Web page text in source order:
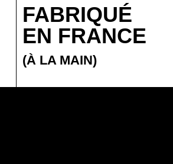
FABRIQUÉ
EN FRANCE
(À LA MAIN)